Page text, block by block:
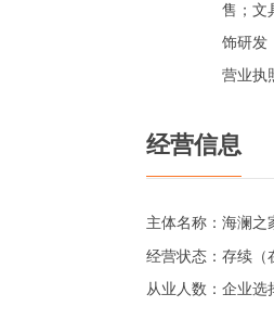
售；文
饰研发
营业执
经营信息
主体名称： 海澜之
经营状态： 存续（
从业人数： 企业选